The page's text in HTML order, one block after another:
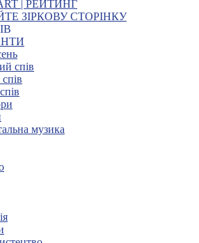
| РЕЙТИНГ
ЗІРКОВУ СТОРІНКУ
спів
музика